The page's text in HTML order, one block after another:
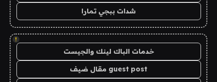
شدات ببجي تمارا
!
خدمات الباك لينك والجيست
guest post مقال ضيف